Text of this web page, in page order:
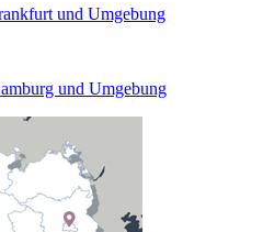
und Umgebung
und Umgebung